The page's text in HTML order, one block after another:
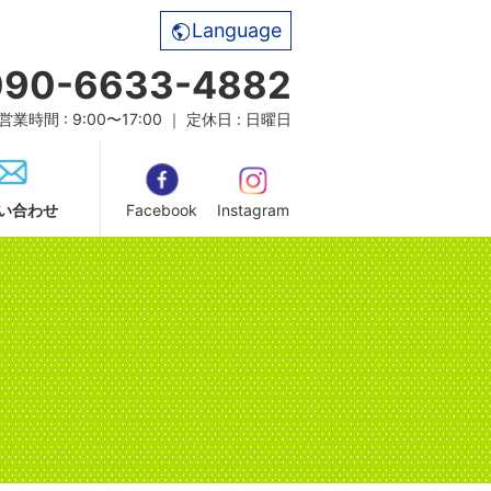
Language
6633-4882
業時間 : 9:00〜17:00 ｜ 定休日 : 日曜日
合わせ Facebook Instagram